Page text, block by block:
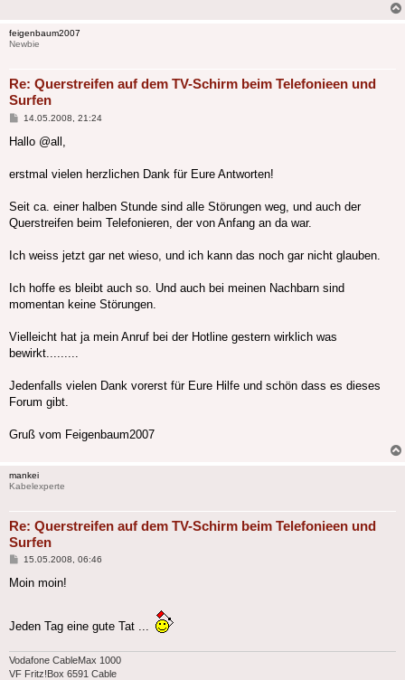
feigenbaum2007
Newbie
Re: Querstreifen auf dem TV-Schirm beim Telefonieen und
Surfen
Beitrag
14.05.2008, 21:24
Hallo @all,
erstmal vielen herzlichen Dank für Eure Antworten!
Seit ca. einer halben Stunde sind alle Störungen weg, und auch der
Querstreifen beim Telefonieren, der von Anfang an da war.
Ich weiss jetzt gar net wieso, und ich kann das noch gar nicht glauben.
Ich hoffe es bleibt auch so. Und auch bei meinen Nachbarn sind
momentan keine Störungen.
Vielleicht hat ja mein Anruf bei der Hotline gestern wirklich was
bewirkt.........
Jedenfalls vielen Dank vorerst für Eure Hilfe und schön dass es dieses
Forum gibt.
Gruß vom Feigenbaum2007
mankei
Kabelexperte
Re: Querstreifen auf dem TV-Schirm beim Telefonieen und
Surfen
Beitrag
15.05.2008, 06:46
Moin moin!
Jeden Tag eine gute Tat ...
Vodafone CableMax 1000
VF Fritz!Box 6591 Cable